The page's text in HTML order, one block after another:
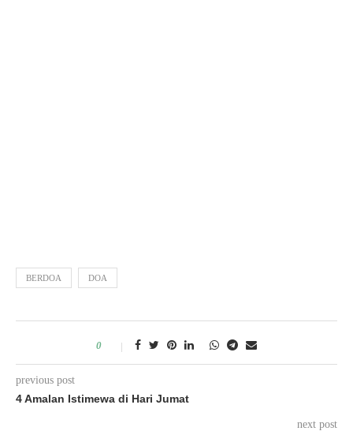
BERDOA DOA
0
previous post
4 Amalan Istimewa di Hari Jumat
next post